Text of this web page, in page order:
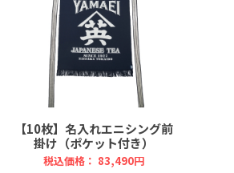
【10枚】名入れエニシング前
掛け（ポケット付き）
税込価格： 83,490円